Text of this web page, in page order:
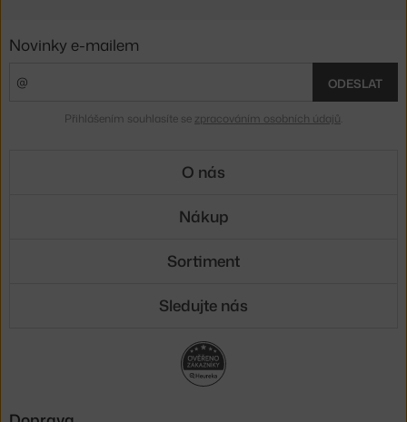
Novinky e-mailem
ODESLAT
Přihlášením souhlasíte se zpracováním osobních údajů
O nás
Nákup
Sortiment
Sledujte nás